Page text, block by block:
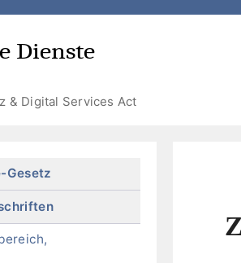
& Digital Services Act
Gesetz